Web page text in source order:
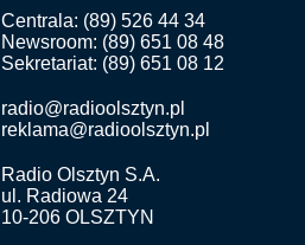
Centrala: (89) 526 44 34
Newsroom: (89) 651 08 48
Sekretariat: (89) 651 08 12
radio@radioolsztyn.pl
reklama@radioolsztyn.pl
Radio Olsztyn S.A.
ul. Radiowa 24
10-206 OLSZTYN